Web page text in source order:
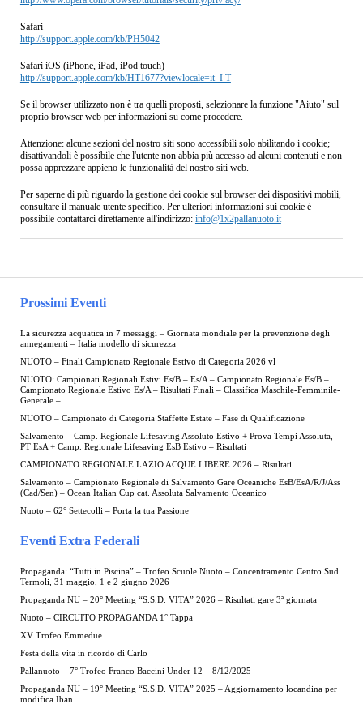
Prossimi Eventi
La sicurezza acquatica in 7 messaggi – Giornata mondiale per la prevenzione degli
annegamenti – Italia modello di sicurezza
NUOTO – Finali Campionato Regionale Estivo di Categoria 2026 vl
NUOTO: Campionati Regionali Estivi Es/B – Es/A – Campionato Regionale Es/B –
Campionato Regionale Estivo Es/A – Risultati Finali – Classifica Maschile-Femminile-
Generale –
NUOTO – Campionato di Categoria Staffette Estate – Fase di Qualificazione
Salvamento – Camp. Regionale Lifesaving Assoluto Estivo + Prova Tempi Assoluta,
PT EsA + Camp. Regionale Lifesaving EsB Estivo – Risultati
CAMPIONATO REGIONALE LAZIO ACQUE LIBERE 2026 – Risultati
Salvamento – Campionato Regionale di Salvamento Gare Oceaniche EsB/EsA/R/J/Ass
(Cad/Sen) – Ocean Italian Cup cat. Assoluta Salvamento Oceanico
Nuoto – 62° Settecolli – Porta la tua Passione
Eventi Extra Federali
Propaganda: “Tutti in Piscina” – Trofeo Scuole Nuoto – Concentramento Centro Sud.
Termoli, 31 maggio, 1 e 2 giugno 2026
Propaganda NU – 20° Meeting “S.S.D. VITA” 2026 – Risultati gare 3ª giornata
Nuoto – CIRCUITO PROPAGANDA 1° Tappa
XV Trofeo Emmedue
Festa della vita in ricordo di Carlo
Pallanuoto – 7° Trofeo Franco Baccini Under 12 – 8/12/2025
Propaganda NU – 19° Meeting “S.S.D. VITA” 2025 – Aggiornamento locandina per
modifica Iban
Safari
http://support.apple.com/kb/PH5042
Safari iOS (iPhone, iPad, iPod touch)
http://support.apple.com/kb/HT1677?viewlocale=it_I T
Se il browser utilizzato non è tra quelli proposti, selezionare la funzione "Aiuto" sul
proprio browser web per informazioni su come procedere.
Attenzione: alcune sezioni del nostro siti sono accessibili solo abilitando i cookie;
disattivandoli è possibile che l'utente non abbia più accesso ad alcuni contenuti e non
possa apprezzare appieno le funzionalità del nostro siti web.
Per saperne di più riguardo la gestione dei cookie sul browser dei dispositivi mobili,
consultare il manuale utente specifico. Per ulteriori informazioni sui cookie è
possibile contattarci direttamente all'indirizzo: info@1x2pallanuoto.it